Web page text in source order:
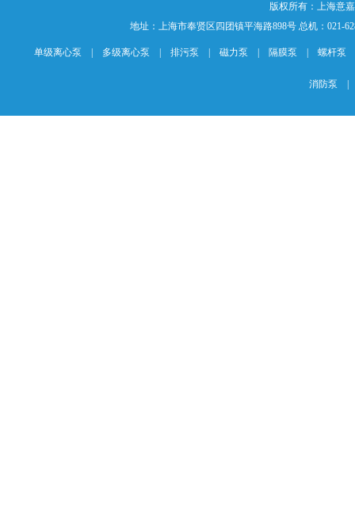
版权所有：上海意
地址：上海市奉贤区四团镇平海路898号 总机：021-
单级离心泵 多级离心泵 排污泵 磁力泵 隔膜泵 螺杆泵
消防泵